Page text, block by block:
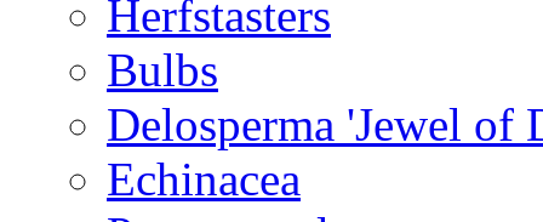
Herfstasters
Bulbs
Delosperma 'Jewel of
Echinacea